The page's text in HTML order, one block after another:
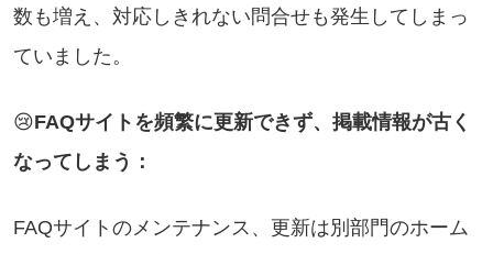
数も増え、対応しきれない問合せも発生してしまっ
ていました。
😢FAQサイトを頻繁に更新できず、掲載情報が古く
なってしまう：
FAQサイトのメンテナンス、更新は別部門のホーム